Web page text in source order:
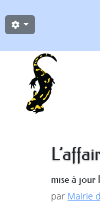
mise à jour
par Mairie